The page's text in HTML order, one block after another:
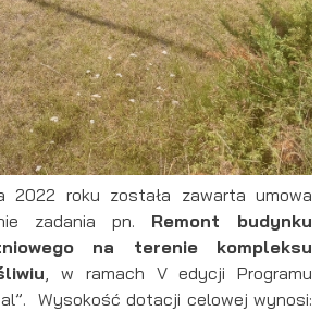
2022 roku została zawarta umowa
zadania pn. Remont budynku
na terenie kompleksu
, w ramach V edycji Programu
Wysokość dotacji celowej wynosi: